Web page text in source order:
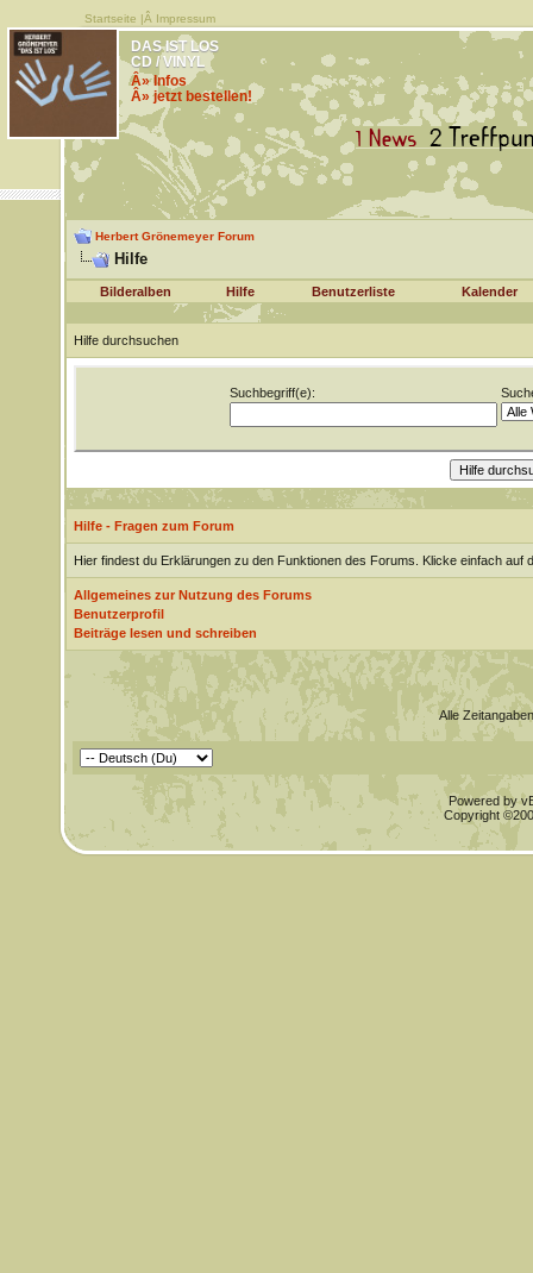
Startseite |Â Impressum
DAS IST LOS
CD / VINYL
Â» Infos
Â» jetzt bestellen!
Herbert Grönemeyer Forum
Hilfe
Bilderalben Hilfe Benutzerliste Kalender
Hilfe durchsuchen
Suchbegriff(e):
Hilfe - Fragen zum Forum
Hier findest du Erklärungen zu den Funktionen des Forums. Klicke einfach
Allgemeines zur Nutzung des Forums
Benutzerprofil
Beiträge lesen und schreiben
Alle
Powered by
Copyright